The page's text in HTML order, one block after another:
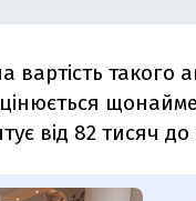
вартість
від 82 тисяч